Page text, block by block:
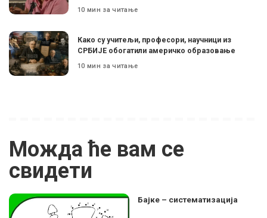
10 мин за читање
Како су учитељи, професори, научници из
СРБИЈЕ обогатили америчко образовање
10 мин за читање
Можда ће вам се
свидети
Бајке – систематизација